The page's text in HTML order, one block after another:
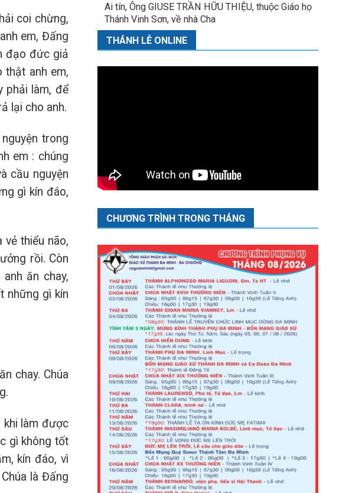
coi chừng,
em, Đấng
đạo đức giả
thật anh em,
phải làm, để
lại cho anh.
trong
em : chúng
cầu nguyện
gì kín đáo,
thiểu não,
rồi. Còn
ăn chay,
những gì kín
chay. Chúa
khi làm được
gì không tốt
kín đáo, vì
là Đấng
Ai tín, Ông GIUSE TRẦN HỮU THIỆU, thuộc Giáo họ
Thánh Vinh Sơn, về nhà Cha
THÁNH LỄ ONLINE
CHƯƠNG TRÌNH TRONG THÁNG